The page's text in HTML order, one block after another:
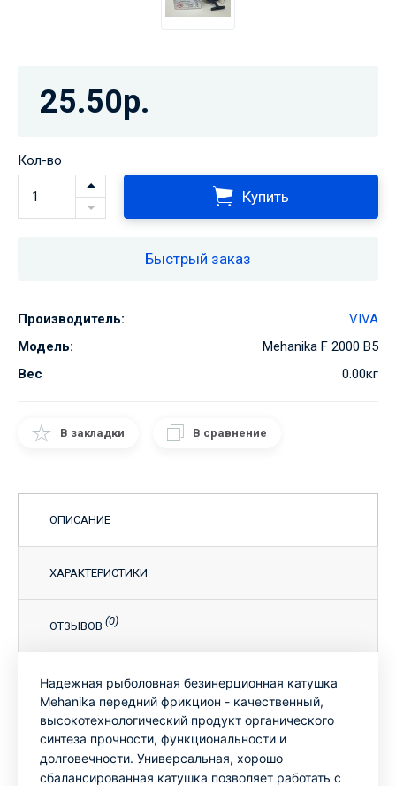
25.50р.
Кол-во
Купить
Быстрый заказ
Производитель:
VIVA
Модель:
Mehanika F 2000 B5
Вес
0.00кг
В закладки В сравнение
ОПИСАНИЕ
ХАРАКТЕРИСТИКИ
ОТЗЫВОВ (0)
Надежная рыболовная безинерционная катушка
Mehanika передний фрикцион - качественный,
высокотехнологический продукт органического
синтеза прочности, функциональности и
долговечности. Универсальная, хорошо
сбалансированная катушка позволяет работать с